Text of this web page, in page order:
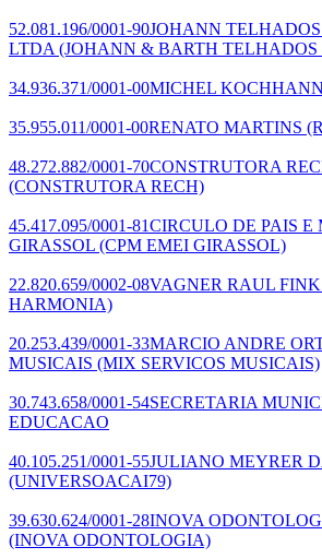
52.081.196/0001-90JOHANN
LTDA (JOHANN & BARTH
34.936.371/0001-00MICHEL KOCHHANN
35.955.011/0001-00RENATO MARTINS
48.272.882/0001-70CONSTRUTORA
(CONSTRUTORA RECH)
45.417.095/0001-81CIRCULO DE PAIS E
GIRASSOL (CPM EMEI GIRASSOL)
22.820.659/0002-08VAGNER RAUL FINK
HARMONIA)
20.253.439/0001-33MARCIO ANDRE
MUSICAIS (MIX SERVICOS MUSICAIS)
30.743.658/0001-54SECRETARIA
EDUCACAO
40.105.251/0001-55JULIANO MEYRER
(UNIVERSOACAI79)
39.630.624/0001-28INOVA
(INOVA ODONTOLOGIA)